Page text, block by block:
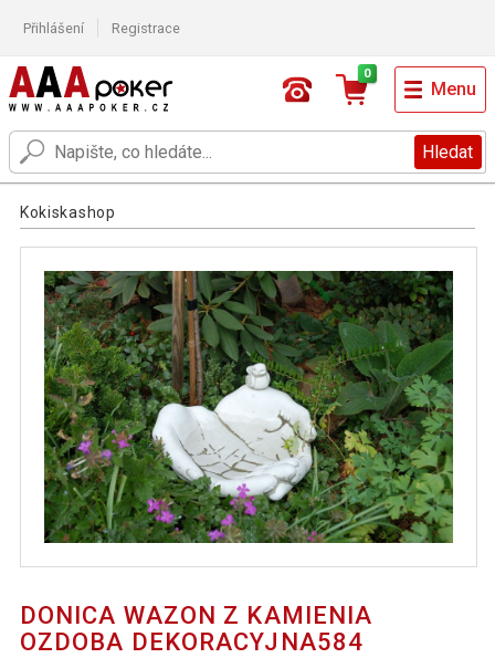
Přihlášení Registrace
Hledat
0
Menu
Kokiskashop
DONICA WAZON Z KAMIENIA
OZDOBA DEKORACYJNA584